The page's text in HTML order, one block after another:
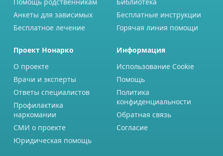
Анкеты для зависимых
Бесплатное лечение
Бесплатные инструкции
Горячая линия помощи
Проект Нонарко
О проекте
Врачи и эксперты
Ответы специалистов
Профилактика
наркомании
СМИ о проекте
Юридическая помощь
Информация
Использование Cookie
Помощь
Политика
конфиденциальности
Обратная связь
Согласие